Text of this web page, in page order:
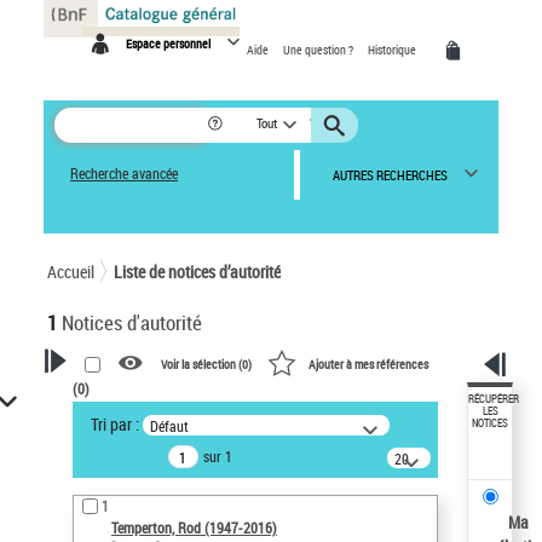
Espace personnel Aide Une question ? Historique
Tout
Recherche avancée AUTRES RECHERCHES
Accueil Liste de notices d’autorité
1 Notices d'autorité
VOTRE RECHERCHE
Recherche avancée dans les
notices d’autorité
Œuvres liées à l'auteur :
Temperton, Rod (1947-2016)
Voir la sélection (0) Ajouter à mes références
(0)
Tri par : Défaut
sur 1
20
résultats/page
1
Temperton, Rod (1947-2016)
RÉCUPÉRER
LES
NOTICES
Ma
Panneau de gestion des cookies